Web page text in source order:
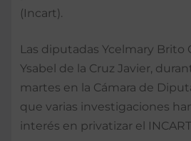
(Incart).
Las diputadas Ycelmary Brito
Ysabel de la Cruz Javier,
martes en la Cámara de
que varias investigaciones
interés en privatizar el